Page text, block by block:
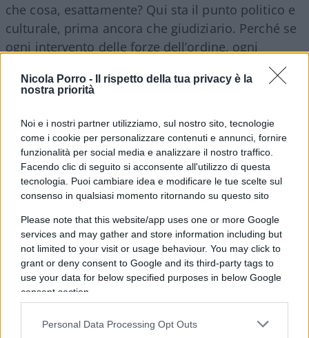
Nicola Porro -
Il rispetto della tua privacy è la
nostra priorità
Noi e i nostri partner utilizziamo, sul nostro sito, tecnologie
come i cookie per personalizzare contenuti e annunci, fornire
funzionalità per social media e analizzare il nostro traffico.
Facendo clic di seguito si acconsente all'utilizzo di questa
tecnologia. Puoi cambiare idea e modificare le tue scelte sul
consenso in qualsiasi momento ritornando su questo sito
Please note that this website/app uses one or more Google
services and may gather and store information including but
not limited to your visit or usage behaviour. You may click to
grant or deny consent to Google and its third-party tags to
use your data for below specified purposes in below Google
consent section.
Personal Data Processing Opt Outs
che cosa, esattamente? Qui sta il punto politico e
culturale, prima ancora che giudiziario. Perché se
ogni intervento delle forze dell’ordine, ogni
scappa può trasformarsi automaticamente in un
è devastante: fate attenzione a fare il vostro
lavoro, perché domani potreste essere voi a
dovervi difendere.
È lo stesso clima già visto attorno al caso Ramy
Ogni volta che un inseguimento finisce male, la
discussione pubblica si ribalta. Non si parte più
da chi fugge, da chi non si ferma, da chi mette in
pericolo gli altri. Si parte dagli agenti. Si seziona
ogni loro mossa, ogni secondo, ogni scelta presa
trattasse di una partita a scacchi giocata